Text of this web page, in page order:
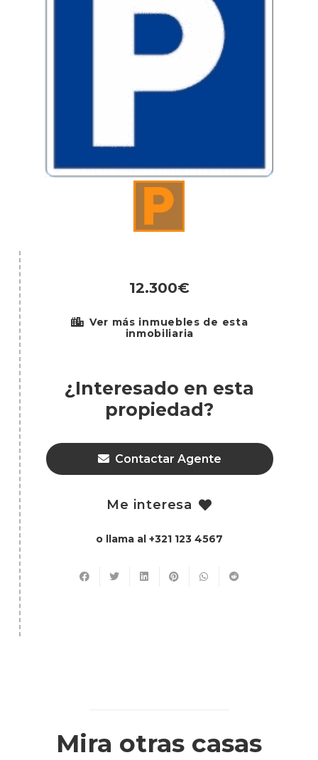
12.300€
Ver más inmuebles de esta
inmobiliaria
¿Interesado en esta
propiedad?
Contactar Agente
Me interesa
o llama al +321 123 4567
Mira otras casas